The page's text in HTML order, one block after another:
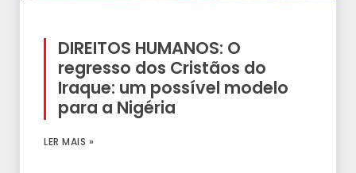
DIREITOS HUMANOS: O
regresso dos Cristãos do
Iraque: um possível modelo
para a Nigéria
LER MAIS »